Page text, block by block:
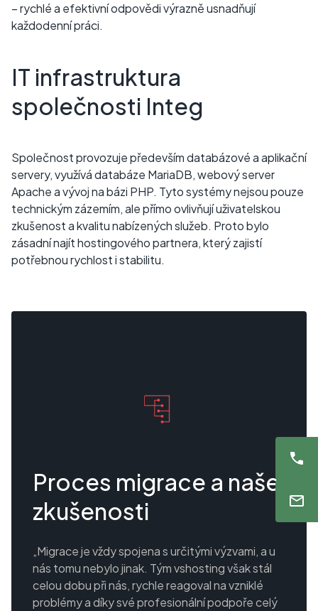
– rychlé a efektivní odpovědi výrazně usnadňují
každodenní práci.
IT infrastruktura
společnosti Integ
Společnost provozuje především databázové a aplikační
servery, využívá databáze MariaDB, webový server
Apache a vývoj na bázi PHP. Tyto systémy nejsou pouze
technickým zázemím, ale přímo ovlivňují uživatelskou
zkušenost a kvalitu nabízených služeb. Proto bylo
zásadní najít hostingového partnera, který zajistí
potřebnou rychlost i stabilitu.
Proces migrace a naše
zkušenosti
„Migrace je vždy spojena s určitými výzvami, a u
nás tomu nebylo jinak. Tým vshosting však stál
celou dobu při nás, rychle reagoval na vzniklé
problémy a díky své profesionální podpoře celý